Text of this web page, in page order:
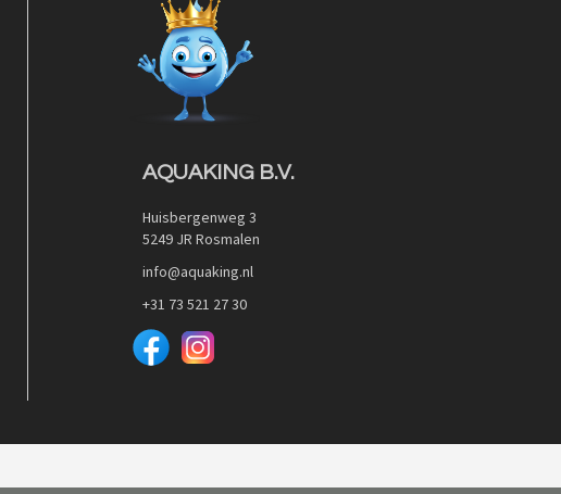
AQUAKING B.V.
Huisbergenweg 3
5249 JR Rosmalen
info@aquaking.nl
+31 73 521 27 30